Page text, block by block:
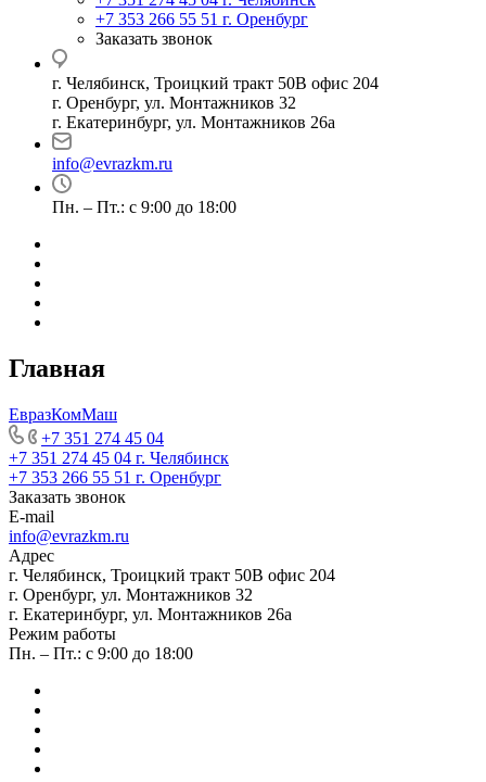
+7 353 266 55 51 г. Оренбург
Заказать звонок
г. Челябинск, Троицкий тракт 50В офис 204
г. Оренбург, ул. Монтажников 32
г. Екатеринбург, ул. Монтажников 26а
info@evrazkm.ru
Пн. – Пт.: с 9:00 до 18:00
Главная
ЕвразКомМаш
+7 351 274 45 04
+7 351 274 45 04 г. Челябинск
+7 353 266 55 51 г. Оренбург
Заказать звонок
E-mail
info@evrazkm.ru
Адрес
г. Челябинск, Троицкий тракт 50В офис 204
г. Оренбург, ул. Монтажников 32
г. Екатеринбург, ул. Монтажников 26а
Режим работы
Пн. – Пт.: с 9:00 до 18:00